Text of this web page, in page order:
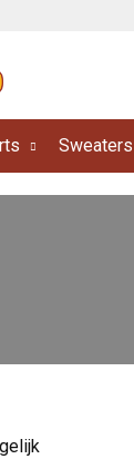
Sweaters